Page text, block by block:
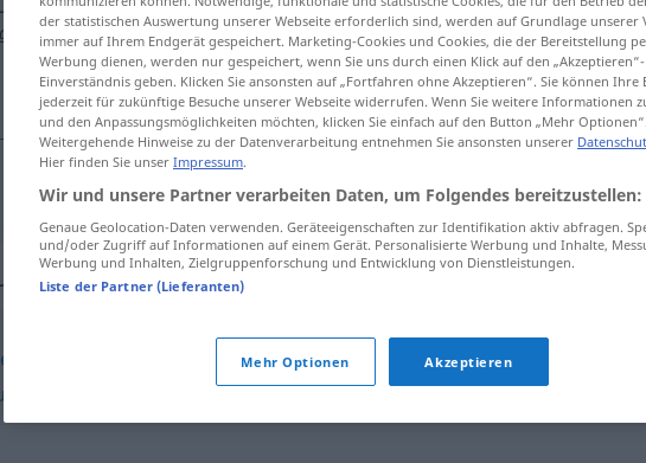
anklicken/antippen)
Ausbund
(geh., abwertend) Musterbeispiel Beispiel (Hauptform)
(an)
der statistischen Auswertung unserer Webseite erforderlich sind, werden auf Grundlage unserer
immer auf Ihrem Endgerät gespeichert. Marketing-Cookies und Cookies, die der Bereitstellung
Werbung dienen, werden nur gespeichert, wenn Sie uns durch einen Klick auf den
Einverständnis geben. Klicken Sie ansonsten auf „Fortfahren ohne Akzeptieren“. Sie können
jederzeit für zukünftige Besuche unserer Webseite widerrufen. Wenn Sie weitere Informationen
und den Anpassungsmöglichkeiten möchten, klicken Sie einfach auf den Button „Mehr
Weitergehende Hinweise zu der Datenverarbeitung entnehmen Sie ansonsten unserer
Hier finden Sie unser Impressum.
Wir und unsere Partner verarbeiten Daten, um Folgendes bereitzustellen:
Genaue Geolocation-Daten verwenden. Geräteeigenschaften zur Identifikation aktiv abfragen.
und/oder Zugriff auf Informationen auf einem Gerät. Personalisierte Werbung und Inhalte,
Werbung und Inhalten, Zielgruppenforschung und Entwicklung von Dienstleistungen.
Liste der Partner (Lieferanten)
Mehr Optionen Akzeptieren